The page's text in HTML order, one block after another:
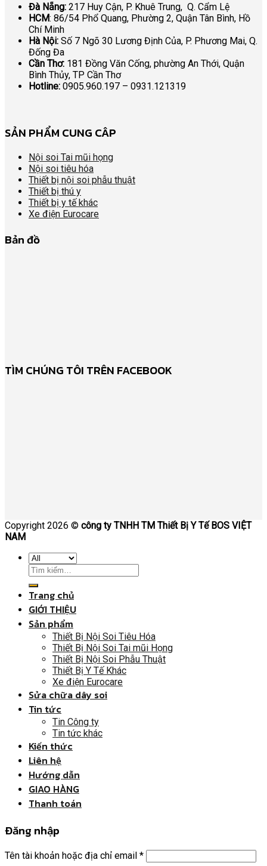
Đà Nẵng: 217 Huy Cận, P. Khuê Trung, Q. Cẩm Lệ
HCM: 86/54 Phổ Quang, Phường 2, Quận Tân Bình, Hồ
Chí Minh
Hà Nội: Số 7 Ngõ 30 Lương Định Của, P. Phương Mai, Q.
Đống Đa
Cần Thơ: 181 Đồng Văn Cống, phường An Thới, Quận
Bình Thủy, TP Cần Thơ
Hotline: 0905.960.197 – 0931.121319
SẢN PHẨM CUNG CÂP
Nội soi Tai mũi họng
Nội soi tiêu hóa
Thiết bị nội soi phẫu thuật
Thiết bị thú y
Thiết bị y tế khác
Xe điện Eurocare
Bản đồ
TÌM CHÚNG TÔI TRÊN FACEBOOK
Copyright 2026 © công ty TNHH TM Thiết Bị Y Tế BOS VIỆT
NAM
Trang chủ
GIỚI THIỆU
Sản phẩm
Thiết Bị Nội Soi Tiêu Hóa
Thiết Bị Nội Soi Tai mũi Họng
Thiết Bị Nội Soi Phẫu Thuật
Thiết Bị Y Tế Khác
Xe điện Eurocare
Sửa chữa dây soi
Tin tức
Tin Công ty
Tin tức khác
Kiến thức
Liên hệ
Hướng dẫn
GIAO HÀNG
Thanh toán
Đăng nhập
Tên tài khoản hoặc địa chỉ email *